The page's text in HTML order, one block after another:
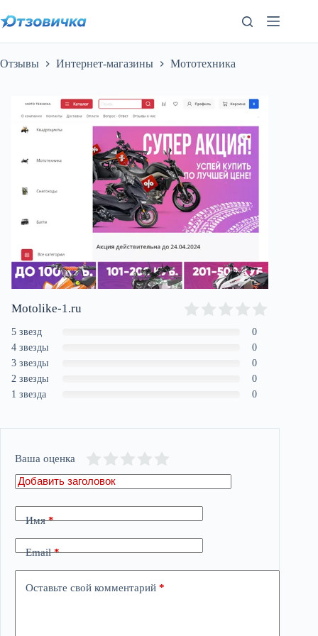
к
сути
Отзывы Интернет-магазины Мототехника
Motolike-1.ru
5 звезд
0
4 звезды
0
3 звезды
0
2 звезды
0
1 звезда
0
Ваша оценка
Имя*
Email*
Оставьте свой комментарий *